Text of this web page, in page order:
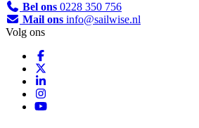
Bel ons 0228 350 756
Mail ons info@sailwise.nl
Volg ons